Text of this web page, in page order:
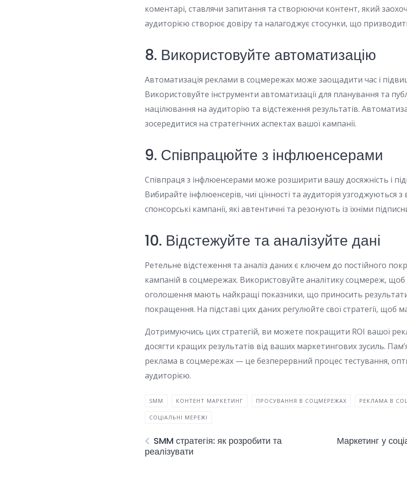
коментарі, ставлячи запитання та створюючи контент, який
аудиторією створює довіру та налагоджує стосунки, що
8. Використовуйте автоматизацію
Автоматизація реклами в соцмережах може заощадити час і
Використовуйте інструменти автоматизації для планування та
націлювання на аудиторію та відстеження результатів.
зосередитися на стратегічних аспектах вашої кампанії.
9. Співпрацюйте з інфлюенсерами
Співпраця з інфлюенсерами може розширити вашу досяжність і
Вибирайте інфлюенсерів, чиї цінності та аудиторія узгоджуються
спонсорські кампанії, які автентичні та резонують із їхніми
10. Відстежуйте та аналізуйте дані
Ретельне відстеження та аналіз даних є ключем до постійного
кампаній в соцмережах. Використовуйте аналітику соцмереж, щоб
оголошення мають найкращі показники, що приносить
покращення. На підставі цих даних регулюйте свої стратегії, щоб
Дотримуючись цих стратегій, ви можете покращити ROI вашої
досягти кращих результатів від ваших маркетингових зусиль.
реклама в соцмережах — це безперервний процес тестування,
аудиторією.
SMM КОНТЕНТ МАРКЕТИНГ ПРОСУВАННЯ В СОЦМЕРЕЖАХ РЕКЛАМА В
СОЦІАЛЬНІ МЕРЕЖІ
SMM стратегія: як розробити та
реалізувати
Маркетинг у